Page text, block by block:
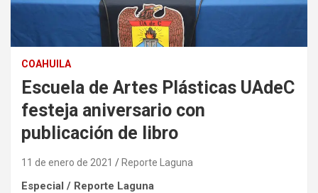
COAHUILA
Escuela de Artes Plásticas UAdeC
festeja aniversario con
publicación de libro
11 de enero de 2021 Reporte Laguna
Especial / Reporte Laguna